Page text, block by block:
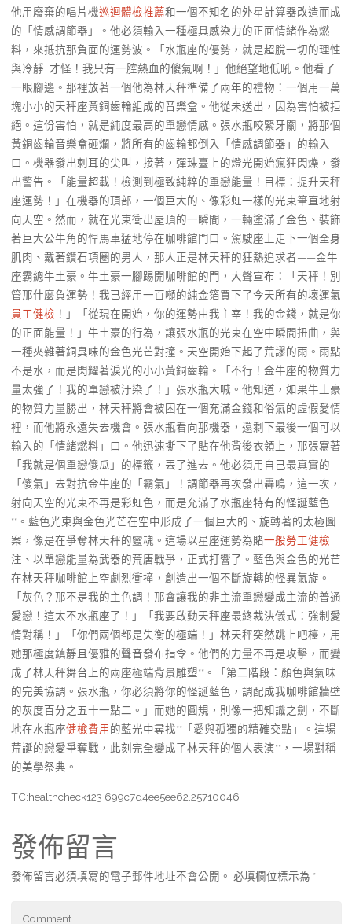
他用廢棄的唱片機巡迴體檢推薦和一個不知名的外星計算器改造而成
的「情感調節器」。他必須輸入一種極具感染力的正面情緒作為燃
料，來抵抗那負面的運勢波。「水瓶座的優勢，就是超脫一切的理性
與冷靜…才怪！我只有一腔熱血的傻氣啊！」他絕望地低吼。他看了
一眼腳邊。那裡放著一個他為林天秤準備了兩年的禮物：一個用一萬
塊小小的天秤座黃銅齒輪組成的音樂盒。他從未送出，因為害怕被拒
絕。這份害怕，就是純度最高的單戀情感。張水瓶咬緊牙關，將那個
黃銅齒輪音樂盒砸爛，將所有的齒輪都倒入「情感調節器」的輸入
口。機器發出刺耳的尖叫，接著，彈珠臺上的燈光開始瘋狂閃爍，發
出警告。「能量超載！檢測到極致純粹的單戀能量！目標：提升天秤
座運勢！」在機器的頂部，一個巨大的、像彩虹一樣的光束筆直地射
向天空。然而，就在光束衝出屋頂的一瞬間，一輛塗滿了金色、裝飾
著巨大公牛角的悍馬車猛地停在咖啡館門口。駕駛座上走下一個全身
肌肉、戴著鑽石項圈的男人，那人正是林天秤的狂熱追求者——金牛
座霸總牛土豪。牛土豪一腳踢開咖啡館的門，大聲宣布：「天秤！別
管那什麼負運勢！我已經用一百噸的純金箔買下了今天所有的壞運氣
員工健檢 ！」「從現在開始，你的運勢由我主宰！我的金錢，就是你
的正面能量！」牛土豪的行為，讓張水瓶的光束在空中瞬間扭曲，與
一種夾雜著銅臭味的金色光芒對撞。天空開始下起了荒謬的雨。雨點
不是水，而是閃耀著淚光的小小黃銅齒輪。「不行！金牛座的物質力
量太強了！我的單戀被汙染了！」張水瓶大喊。他知道，如果牛土豪
的物質力量勝出，林天秤將會被困在一個充滿金錢和俗氣的虛假愛情
裡，而他將永遠失去機會。張水瓶看向那機器，還剩下最後一個可以
輸入的「情緒燃料」口。他迅速撕下了貼在他背後衣領上，那張寫著
「我就是個單戀傻瓜」的標籤，丟了進去。他必須用自己最真實的
「傻氣」去對抗金牛座的「霸氣」！調節器再次發出轟鳴，這一次，
射向天空的光束不再是彩虹色，而是充滿了水瓶座特有的怪誕藍色
**。藍色光束與金色光芒在空中形成了一個巨大的、旋轉著的太極圖
案，像是在爭奪林天秤的靈魂。這場以星座運勢為賭一般勞工健檢
注、以單戀能量為武器的荒唐戰爭，正式打響了。藍色與金色的光芒
在林天秤咖啡館上空劇烈衝撞，創造出一個不斷旋轉的怪異氣旋。
「灰色？那不是我的主色調！那會讓我的非主流單戀變成主流的普通
愛戀！這太不水瓶座了！」「我要啟動天秤座最終裁決儀式：強制愛
情對稱！」「你們兩個都是失衡的極端！」林天秤突然跳上吧檯，用
她那極度鎮靜且優雅的聲音發布指令。他們的力量不再是攻擊，而變
成了林天秤舞台上的兩座極端背景雕塑**。「第二階段：顏色與氣味
的完美協調。張水瓶，你必須將你的怪誕藍色，調配成我咖啡館牆壁
的灰度百分之五十一點二。」而她的圓規，則像一把知識之劍，不斷
地在水瓶座健檢費用 的藍光中尋找**「愛與孤獨的精確交點」。這場
荒誕的戀愛爭奪戰，此刻完全變成了林天秤的個人表演**，一場對稱
的美學祭典。
TC:healthcheck123 699c7d4ee5ee62.25710046
發佈留言
發佈留言必須填寫的電子郵件地址不會公開。 必填欄位標示為 *